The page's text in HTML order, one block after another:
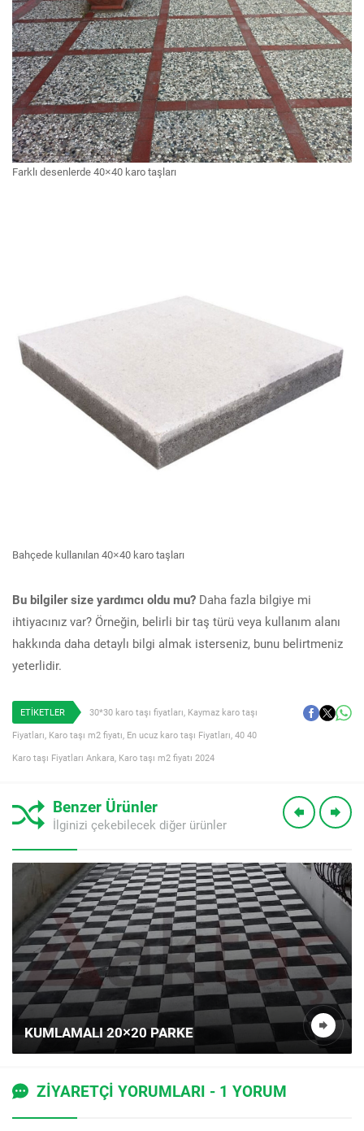
Farklı desenlerde 40×40 karo taşları
Bahçede kullanılan 40×40 karo taşları
Bu bilgiler size yardımcı oldu mu? Daha fazla bilgiye mi
ihtiyacınız var? Örneğin, belirli bir taş türü veya kullanım alanı
hakkında daha detaylı bilgi almak isterseniz, bunu belirtmeniz
yeterlidir.
ETİKETLER 30*30 karo taşı fiyatları, Kaymaz karo taşı
Fiyatları, Karo taşı m2 fiyatı, En ucuz karo taşı Fiyatları, 40 40
Karo taşı Fiyatları Ankara, Karo taşı m2 fiyatı 2024
Benzer Ürünler
İlginizi çekebilecek diğer ürünler
KUMLAMALI 20×20 PARKE
ZİYARETÇİ YORUMLARI - 1 YORUM
Müşteri Temsilcisi